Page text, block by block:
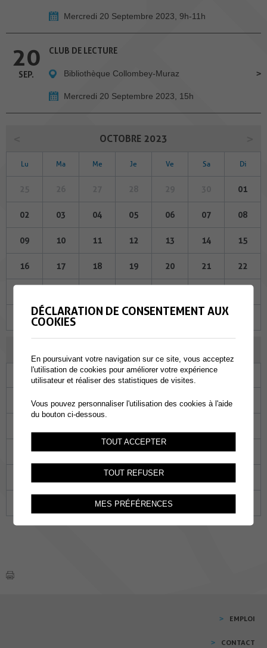
Mercredi 20 Septembre 2023, 9h-11h
20
SEP.
CLUB DE LECTURE
Bibliothèque Collombey-Muraz
Mercredi 20 Septembre 2023, 15h
OCTOBRE 2023
Lu Ma Me Je Ve Sa Di
01
02 03 04 05 06 07 08
09 10 11 12 13 14 15
16 17 18 19 20 21 22
31 01 02 03 04
Ma Me Je Ve Sa
31 01 02 03 04
14 15 16 17 18
23
29 30 01
EMPLOI
CONTACT
DÉCLARATION DE CONSENTEMENT AUX
COOKIES
En poursuivant votre navigation sur ce site, vous acceptez
l'utilisation de cookies pour améliorer votre expérience
utilisateur et réaliser des statistiques de visites.
Vous pouvez personnaliser l'utilisation des cookies à l'aide
du bouton ci-dessous.
TOUT ACCEPTER
TOUT REFUSER
MES PRÉFÉRENCES